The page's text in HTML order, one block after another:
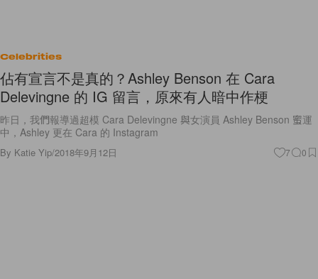
Celebrities
佔有宣言不是真的？Ashley Benson 在 Cara
Delevingne 的 IG 留言，原來有人暗中作梗
昨日，我們報導過超模 Cara Delevingne 與女演員 Ashley Benson 蜜運
中，Ashley 更在 Cara 的 Instagram
By Katie Yip/2018年9月12日 7 0